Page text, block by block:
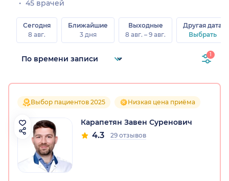
45 врачей
Сегодня
8 авг.
Ближайшие
3 дня
Выходные
8 авг. – 9 авг.
Другая дата
Выбрать
1
Выбор пациентов 2025 Низкая цена приёма
Карапетян Завен Суренович
4.3 29 отзывов